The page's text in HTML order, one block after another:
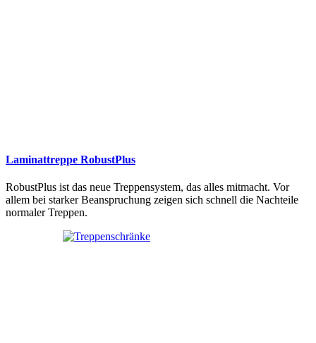
Laminattreppe RobustPlus
RobustPlus ist das neue Treppensystem, das alles mitmacht. Vor
allem bei starker Beanspruchung zeigen sich schnell die Nachteile
normaler Treppen.